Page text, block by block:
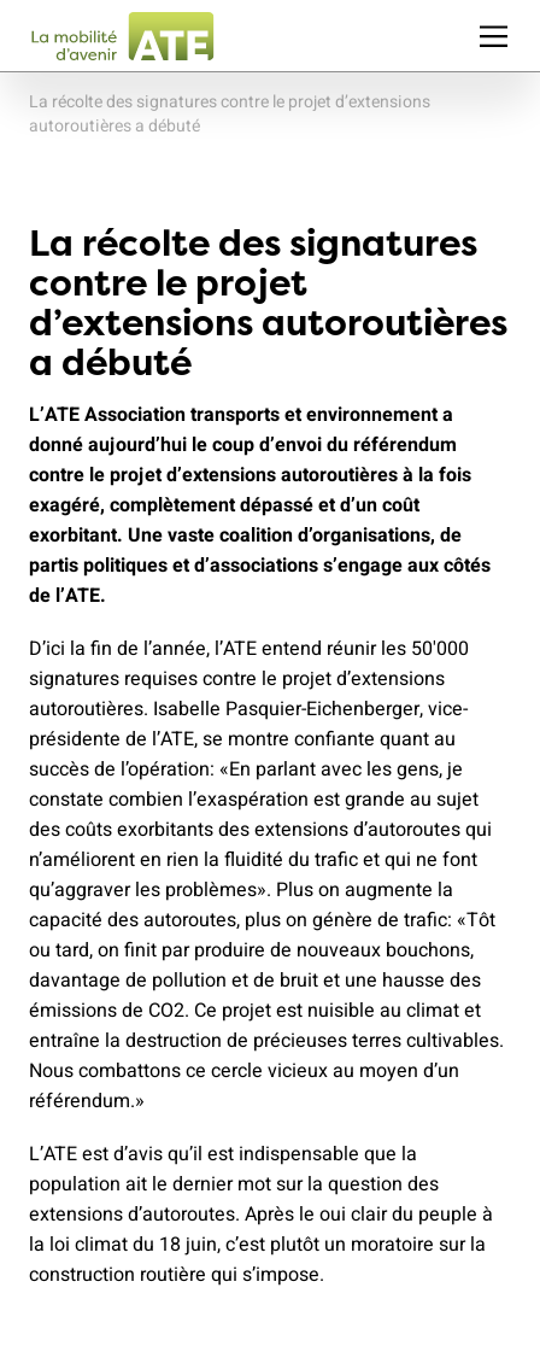
La récolte des signatures contre le projet d’extensions
autoroutières a débuté
La récolte des signatures
contre le projet
d’extensions autoroutières
a débuté
L’ATE Association transports et environnement a
donné aujourd’hui le coup d’envoi du référendum
contre le projet d’extensions autoroutières à la fois
exagéré, complètement dépassé et d’un coût
exorbitant. Une vaste coalition d’organisations, de
partis politiques et d’associations s’engage aux côtés
de l’ATE.
D’ici la fin de l’année, l’ATE entend réunir les 50'000
signatures requises contre le projet d’extensions
autoroutières. Isabelle Pasquier-Eichenberger, vice-
présidente de l’ATE, se montre confiante quant au
succès de l’opération: «En parlant avec les gens, je
constate combien l’exaspération est grande au sujet
des coûts exorbitants des extensions d’autoroutes qui
n’améliorent en rien la fluidité du trafic et qui ne font
qu’aggraver les problèmes». Plus on augmente la
capacité des autoroutes, plus on génère de trafic: «Tôt
ou tard, on finit par produire de nouveaux bouchons,
davantage de pollution et de bruit et une hausse des
émissions de CO2. Ce projet est nuisible au climat et
entraîne la destruction de précieuses terres cultivables.
Nous combattons ce cercle vicieux au moyen d’un
référendum.»
L’ATE est d’avis qu’il est indispensable que la
population ait le dernier mot sur la question des
extensions d’autoroutes. Après le oui clair du peuple à
la loi climat du 18 juin, c’est plutôt un moratoire sur la
construction routière qui s’impose.